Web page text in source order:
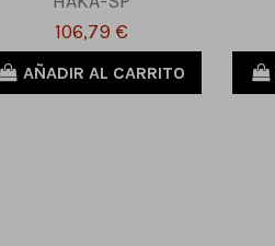
106,79 €
AÑADIR AL CARRITO